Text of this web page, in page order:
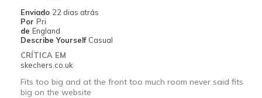
Enviado 22 dias atrás
Por Pri
de England
Describe Yourself Casual
CRÍTICA EM
skechers.co.uk
Fits too big and at the front too much room never said fits
big on the website